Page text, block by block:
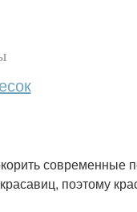
современные
поэтому